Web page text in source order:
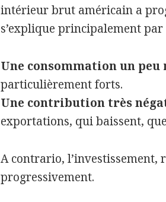
intérieur brut américain a
s’explique principalement
Une consommation un
particulièrement forts.
Une contribution très
exportations, qui baissent,
A contrario, l’investissement,
progressivement.